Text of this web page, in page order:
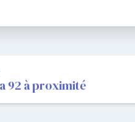
92 à proximité